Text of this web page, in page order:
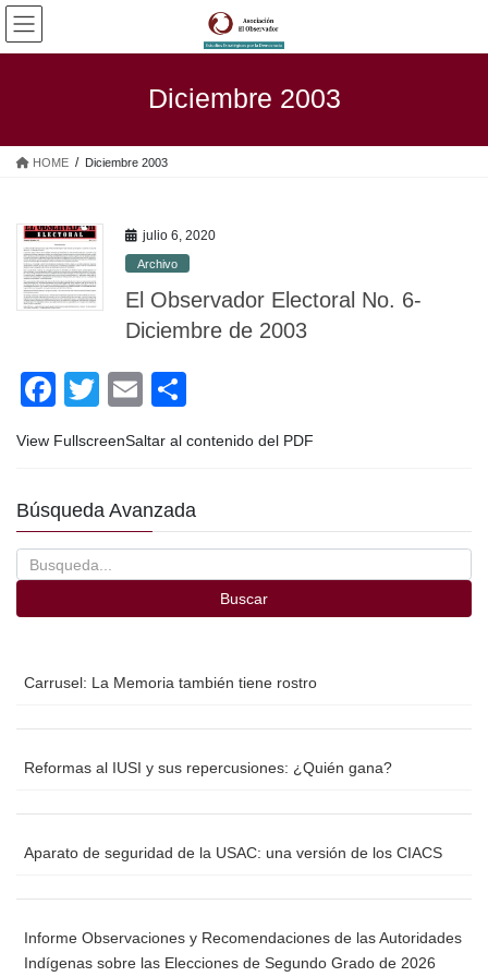
Saltar
contenido
Saltar
la
Diciembre 2003
HOME Diciembre 2003
julio 6, 2020
Archivo
El Observador Electoral No. 6-
Diciembre de 2003
F
a
c
b
o
T
wi
tt
er
E
m
ail m
ar
View FullscreenSaltar al contenido del PDF
Búsqueda Avanzada
Buscar
Carrusel: La Memoria también tiene rostro
Reformas al IUSI y sus repercusiones: ¿Quién gana?
Aparato de seguridad de la USAC: una versión de los CIACS
Informe Observaciones y Recomendaciones de las Autoridades
Indígenas sobre las Elecciones de Segundo Grado de 2026